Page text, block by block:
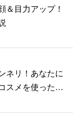
＆目力アップ！
ネリ！あなたに
スメを使ったメ